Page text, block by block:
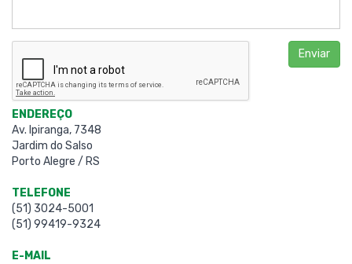
Enviar
ENDEREÇO
Av. Ipiranga, 7348
Jardim do Salso
Porto Alegre / RS
TELEFONE
(51) 3024-5001
(51) 99419-9324
E-MAIL